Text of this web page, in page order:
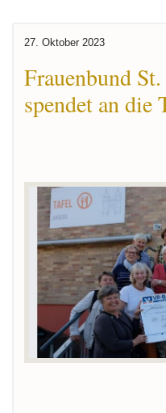
27. Oktober 2023
Frauenbund
spendet an die